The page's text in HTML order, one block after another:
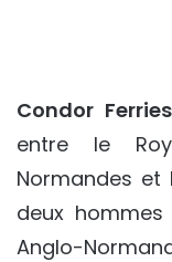
Condor Ferries
entre le
Normandes et
deux
Anglo-